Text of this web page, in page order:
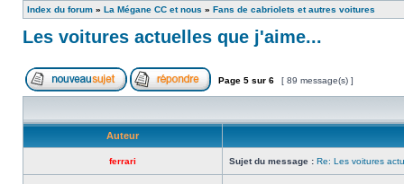
Index du forum » La Mégane CC et nous » Fans de cabriolets et autres voitures
Les voitures actuelles que j'aime...
Page 5 sur 6 [ 89 message(s) ]
Auteur
ferrari Sujet du message : Re: Les voitures